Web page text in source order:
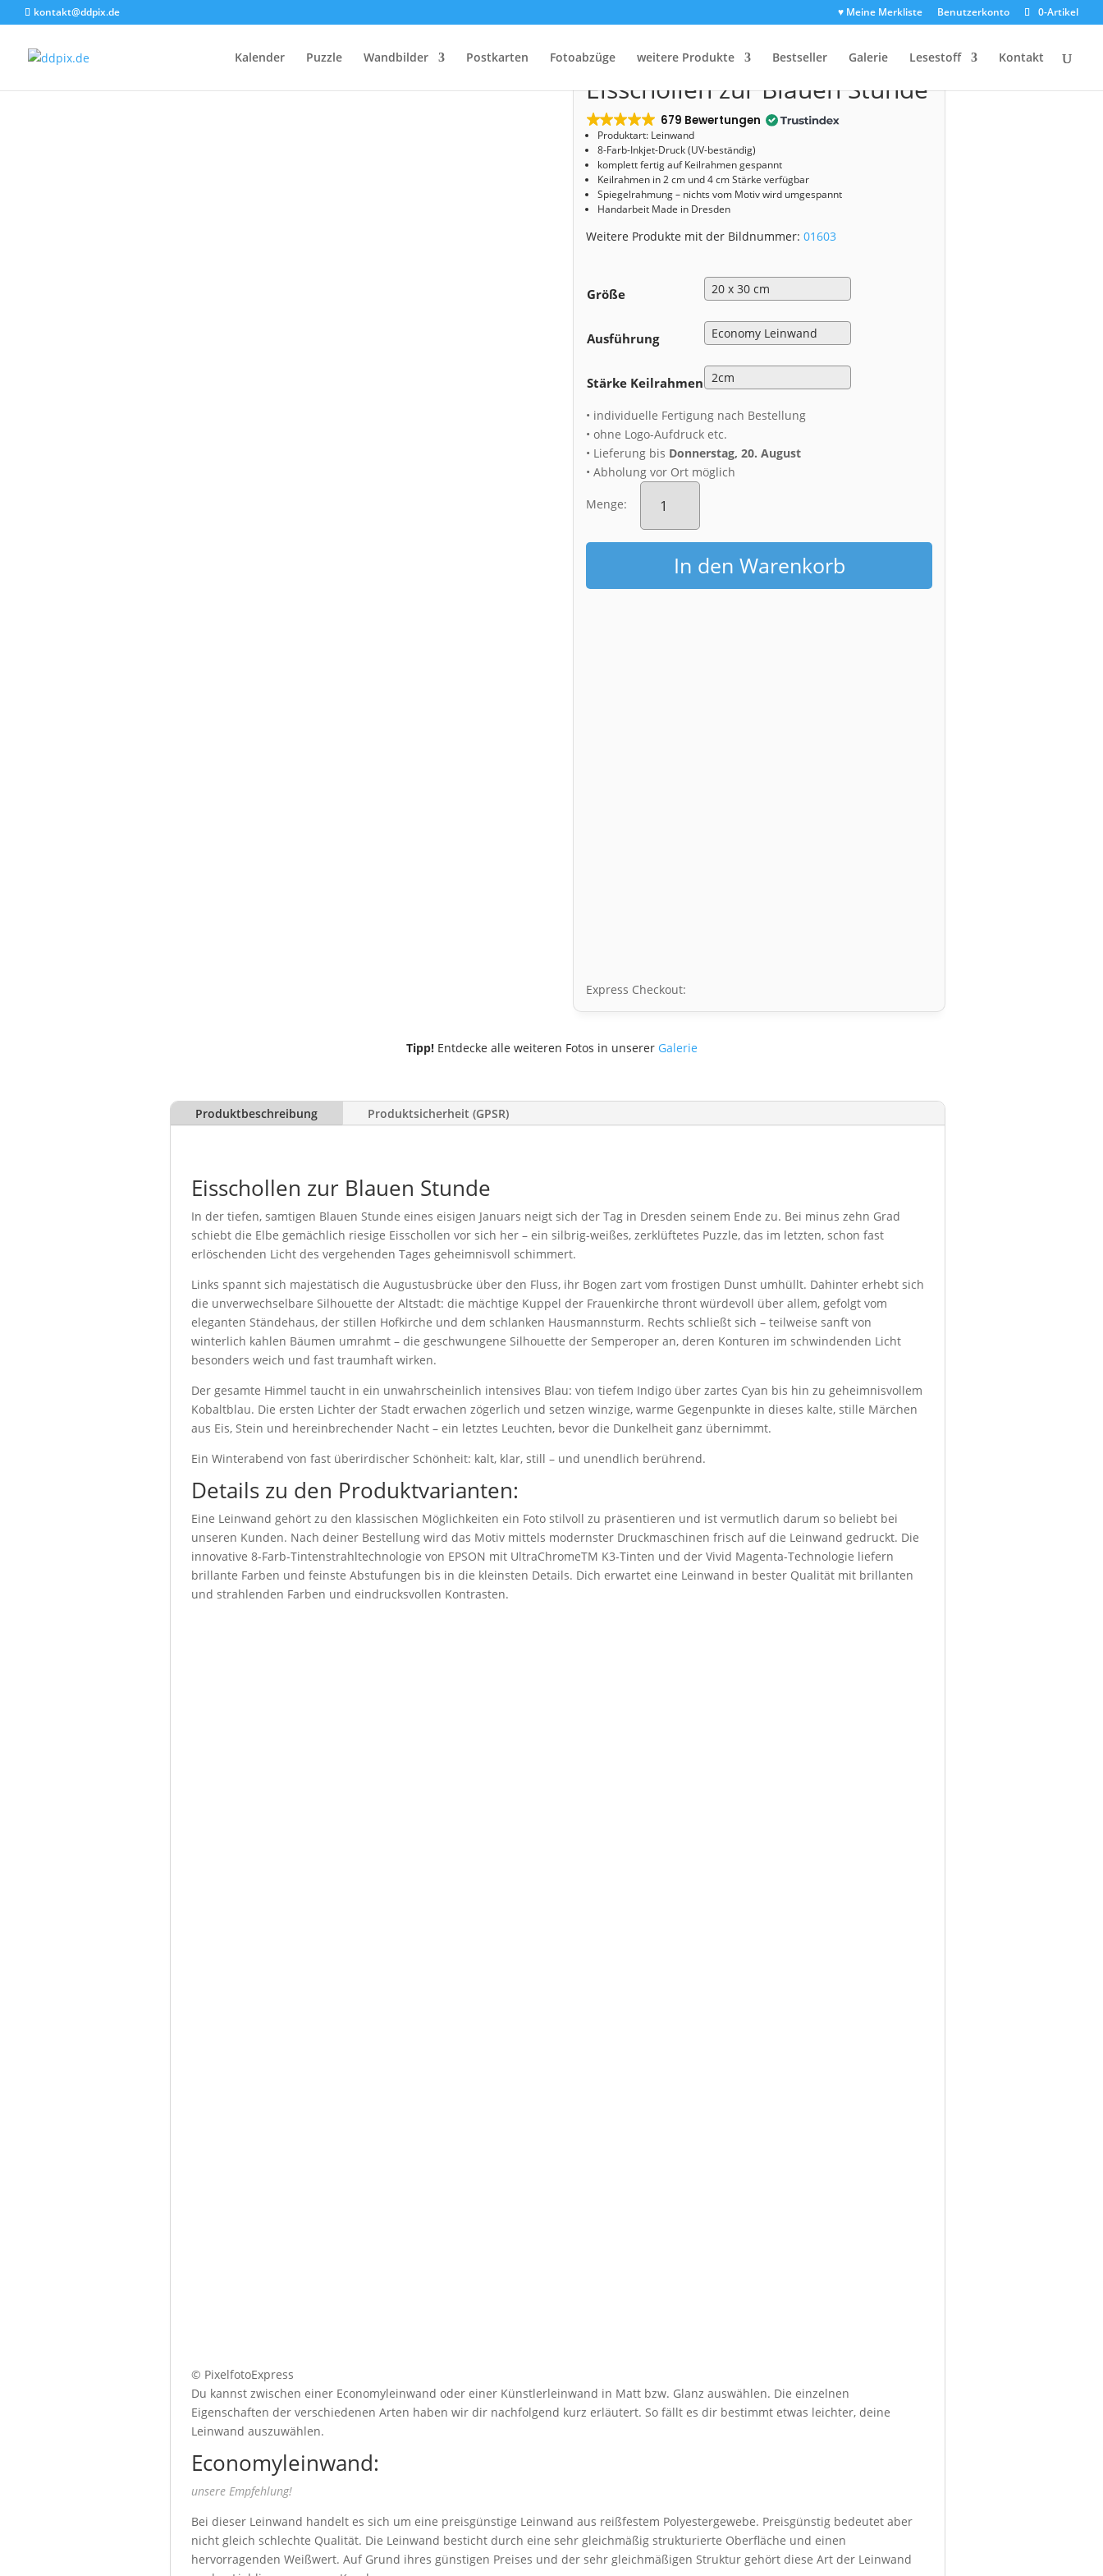
kontakt@ddpix.de ♥ Meine Merkliste Benutzerkonto 0-Artikel
Kalender Puzzle Wandbilder Postkarten Fotoabzüge weitere Produkte Bestseller Galerie Lesestoff Kontakt
Start/Shop/Leinwand/ Leinwand (01603) Eisschollen zur Blauen Stunde
Leinwand (01603)
Eisschollen zur Blauen Stunde
679 Bewertungen
Produktart: Leinwand
8-Farb-Inkjet-Druck (UV-beständig)
komplett fertig auf Keilrahmen gespannt
Keilrahmen in 2 cm und 4 cm Stärke verfügbar
Spiegelrahmung – nichts vom Motiv wird umgespannt
Handarbeit Made in Dresden
Weitere Produkte mit der Bildnummer:01603
Größe
Ausführung
Stärke Keilrahmen
• individuelle Fertigung nach Bestellung
• ohne Logo-Aufdruck etc.
• Lieferung bis Donnerstag, 20. August
• Abholung vor Ort möglich
Menge:
Leinwand
(01603)
zur
Blauen
Stunde
MengeIn den Warenkorb
Express Checkout:
Tipp!Entdecke alle weiteren Fotos in unserer Galerie
Produktbeschreibung Produktsicherheit (GPSR)
Eisschollen zur Blauen Stunde
In der tiefen, samtigen Blauen Stunde eines eisigen Januars neigt sich der Tag in Dresden seinem Ende zu. Bei minus zehn Grad
schiebt die Elbe gemächlich riesige Eisschollen vor sich her – ein silbrig-weißes, zerklüftetes Puzzle, das im letzten, schon fast
erlöschenden Licht des vergehenden Tages geheimnisvoll schimmert.
Links spannt sich majestätisch die Augustusbrücke über den Fluss, ihr Bogen zart vom frostigen Dunst umhüllt. Dahinter erhebt sich
die unverwechselbare Silhouette der Altstadt: die mächtige Kuppel der Frauenkirche thront würdevoll über allem, gefolgt vom
eleganten Ständehaus, der stillen Hofkirche und dem schlanken Hausmannsturm. Rechts schließt sich – teilweise sanft von
winterlich kahlen Bäumen umrahmt – die geschwungene Silhouette der Semperoper an, deren Konturen im schwindenden Licht
besonders weich und fast traumhaft wirken.
Der gesamte Himmel taucht in ein unwahrscheinlich intensives Blau: von tiefem Indigo über zartes Cyan bis hin zu geheimnisvollem
Kobaltblau. Die ersten Lichter der Stadt erwachen zögerlich und setzen winzige, warme Gegenpunkte in dieses kalte, stille Märchen
aus Eis, Stein und hereinbrechender Nacht – ein letztes Leuchten, bevor die Dunkelheit ganz übernimmt.
Ein Winterabend von fast überirdischer Schönheit: kalt, klar, still – und unendlich berührend.
Details zu den Produktvarianten:
Eine Leinwand gehört zu den klassischen Möglichkeiten ein Foto stilvoll zu präsentieren und ist vermutlich darum so beliebt bei
unseren Kunden. Nach deiner Bestellung wird das Motiv mittels modernster Druckmaschinen frisch auf die Leinwand gedruckt. Die
innovative 8-Farb-Tintenstrahltechnologie von EPSON mit UltraChromeTM K3-Tinten und der Vivid Magenta-Technologie liefern
brillante Farben und feinste Abstufungen bis in die kleinsten Details. Dich erwartet eine Leinwand in bester Qualität mit brillanten
und strahlenden Farben und eindrucksvollen Kontrasten.
© PixelfotoExpress
Du kannst zwischen einer Economyleinwand oder einer Künstlerleinwand in Matt bzw. Glanz auswählen. Die einzelnen
Eigenschaften der verschiedenen Arten haben wir dir nachfolgend kurz erläutert. So fällt es dir bestimmt etwas leichter, deine
Leinwand auszuwählen.
Economyleinwand:
unsere Empfehlung!
Bei dieser Leinwand handelt es sich um eine preisgünstige Leinwand aus reißfestem Polyestergewebe. Preisgünstig bedeutet aber
nicht gleich schlechte Qualität. Die Leinwand besticht durch eine sehr gleichmäßig strukturierte Oberfläche und einen
hervorragenden Weißwert. Auf Grund ihres günstigen Preises und der sehr gleichmäßigen Struktur gehört diese Art der Leinwand